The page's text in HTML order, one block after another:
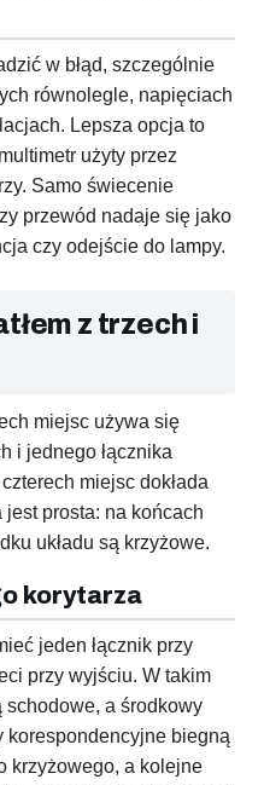
w błąd, szczególnie
równolegle, napięciach
Lepsza opcja to
użyty przez
Samo świecenie
przewód nadaje się jako
czy odejście do lampy.
z trzech i
miejsc używa się
i jednego łącznika
miejsc dokłada
prosta: na końcach
układu są krzyżowe.
korytarza
jeden łącznik przy
przy wyjściu. W takim
schodowe, a środkowy
korespondencyjne biegną
krzyżowego, a kolejne